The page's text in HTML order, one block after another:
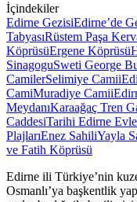
İçindekiler
Edirne GezisiEdirne’de
TabyasıRüstem Paşa
KöprüsüErgene Köprüsü
SinagoguSweti George
CamilerSelimiye Camii
CamiMuradiye Camii
MeydanıKaraağaç Tren
CaddesiTarihi Edirne
PlajlarıEnez SahiliYayla
ve Fatih Köprüsü
Edirne ili Türkiye’nin
Osmanlı’ya başkentlik